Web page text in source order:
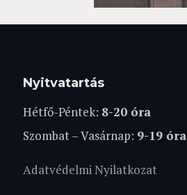
Nyitvatartás
Hétfő-Péntek: 8-20 óra
Szombat – Vasárnap: 9-19 óra
Adatvédelmi Nyilatkozat